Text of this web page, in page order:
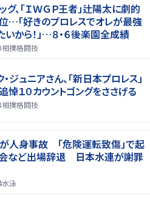
グ、「ＩＷＧＰ王者」辻陽太に劇的
位…「好きのプロレスでオレが最強
から！」…８・６後楽園全成績
相撲格闘技
・ジュニアさん、「新日本プロレス」
１０カウントゴングをささげる
相撲格闘技
が人身事故 「危険運転致傷」で起
など出場辞退 日本水連が謝罪
水泳